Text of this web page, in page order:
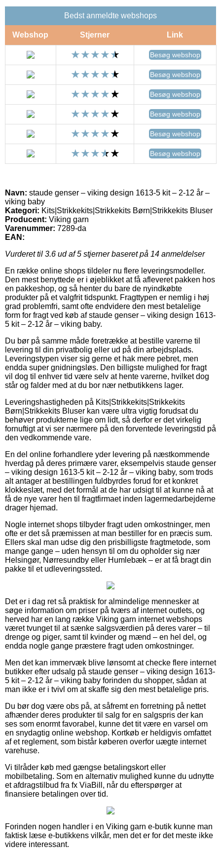
Bedst anmeldte webshops
Webshop Stjerner Link
Besøg webshop
Besøg webshop
Besøg webshop
Besøg webshop
Besøg webshop
Besøg webshop
Navn: staude genser – viking design 1613-5 kit – 2-12 år –
viking baby
Kategori: Kits|Strikkekits|Strikkekits Børn|Strikkekits Bluser
Producent: Viking garn
Varenummer: 7289-da
EAN:
Vurderet til 3.6 ud af 5 stjerner baseret på 14 anmeldelser
En række online shops tildeler nu flere leveringsmodeller.
Den mest benyttede er i øjeblikket at få afleveret pakken hos
en pakkeshop, og så henter du bare de nyindkøbte
produkter på et valgfrit tidspunkt. Fragttypen er nemlig i høj
grad problemfri, samt ofte endvidere den mest betalelige
form for fragt ved køb af staude genser – viking design 1613-
5 kit – 2-12 år – viking baby.
Du bør på samme måde foretrække at bestille varerne til
levering til din privatbolig eller ud på din arbejdsplads.
Leveringstypen viser sig gerne et hak mere pebret, men
endda super gnidningsløs. Den billigste mulighed for fragt
vil dog til enhver tid være selv at hente varerne, hvilket dog
står og falder med at du bor nær netbutikkens lager.
Leveringshastigheden på Kits|Strikkekits|Strikkekits
Børn|Strikkekits Bluser kan være ultra vigtig forudsat du
behøver produkterne lige om lidt, så derfor er det virkelig
fornuftigt at vi ser nærmere på den forventede leveringstid på
den vedkommende vare.
En del online forhandlere yder levering på næstkommende
hverdag på deres primære varer, eksempelvis staude genser
– viking design 1613-5 kit – 2-12 år – viking baby, som trods
alt antager at bestillingen fuldbyrdes forud for et konkret
klokkeslæt, med det formål at de har udsigt til at kunne nå at
få de nye varer hen til fragtfirmaet inden lagermedarbejderne
drager hjemad.
Nogle internet shops tilbyder fragt uden omkostninger, men
ofte er det så præmissen at man bestiller for en præcis sum.
Ellers skal man udse dig den prisbilligste fragtmetode, som
mange gange – uden hensyn til om du opholder sig nær
Helsingør, Nørresundby eller Humlebæk – er at få bragt din
pakke til et udleveringssted.
Det er i dag ret så praktisk for almindelige mennesker at
søge information om priser på tværs af internet outlets, og
herved har en lang række Viking garn internet webshops
været tvunget til at sænke salgsværdien på deres varer – til
drenge og piger, samt til kvinder og mænd – en hel del, og
endda nogle gange præstere fragt uden omkostninger.
Men det kan immervæk blive lønsomt at checke flere internet
butikker efter udsalg på staude genser – viking design 1613-
5 kit – 2-12 år – viking baby forinden du shopper, sådan at
man ikke er i tvivl om at skaffe sig den mest betalelige pris.
Du bør dog være obs på, at såfremt en forretning på nettet
afhænder deres produkter til salg for en salgspris der kan
ses som enormt favorabel, kunne det tit være en varsel om
en snydagtig online webshop. Kortkøb er heldigvis omfattet
af et reglement, som bistår køberen overfor uægte internet
varehuse.
Vi tilråder køb med gængse betalingskort eller
mobilbetaling. Som en alternativ mulighed kunne du udnytte
et afdragstilbud fra fx ViaBill, når du efterspørger at
finansiere betalingen over tid.
Forinden nogen handler i en Viking garn e-butik kunne man
faktisk læse e-butikkens vilkår, men det er for det meste ikke
videre interessant.